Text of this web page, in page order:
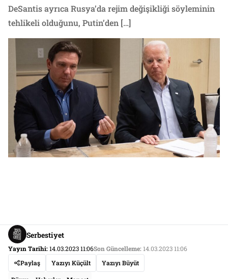
DeSantis ayrıca Rusya’da rejim değişikliği söyleminin
tehlikeli olduğunu, Putin’den […]
Serbestiyet
Yayın Tarihi:14.03.2023 11:06Son Güncelleme:14.03.2023 11:06
Paylaş
Yazıyı Küçült Yazıyı Büyüt